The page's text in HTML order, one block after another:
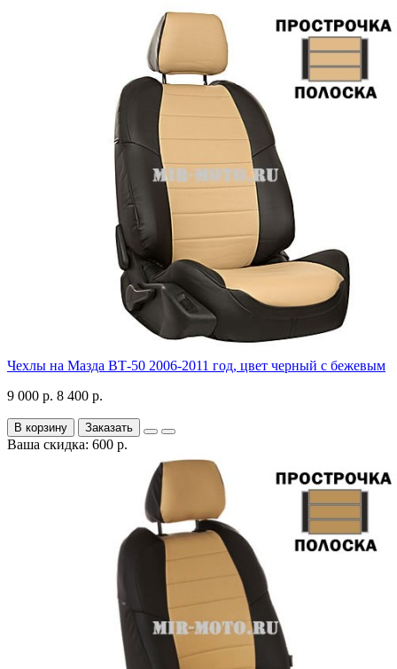
Чехлы на Мазда ВТ-50 2006-2011 год, цвет черный с бежевым
9 000 р. 8 400 р.
В корзину Заказать
Ваша скидка: 600 р.